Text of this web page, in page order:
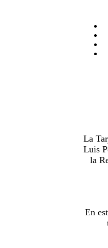
La
Luis
la
En